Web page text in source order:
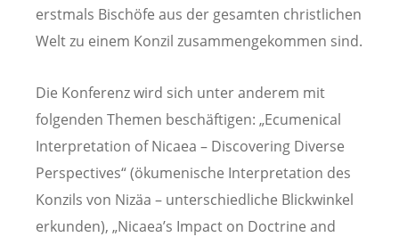
erstmals Bischöfe aus der gesamten christlichen
Welt zu einem Konzil zusammengekommen sind.
Die Konferenz wird sich unter anderem mit
folgenden Themen beschäftigen: „Ecumenical
Interpretation of Nicaea – Discovering Diverse
Perspectives“ (ökumenische Interpretation des
Konzils von Nizäa – unterschiedliche Blickwinkel
erkunden), „Nicaea’s Impact on Doctrine and